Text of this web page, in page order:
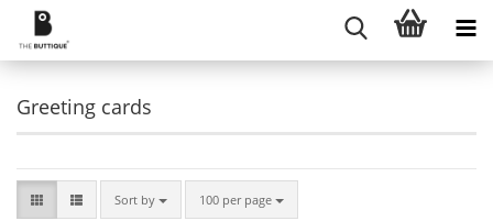
Greeting cards
Sort by
Sort by 100 per page
per page